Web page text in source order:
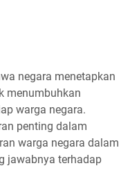
negara menetapkan
menumbuhkan
warga negara.
penting dalam
warga negara dalam
jawabnya terhadap